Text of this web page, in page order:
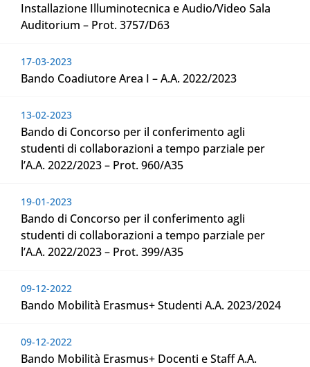
Installazione Illuminotecnica e Audio/Video Sala
Auditorium – Prot. 3757/D63
17-03-2023
Bando Coadiutore Area I – A.A. 2022/2023
13-02-2023
Bando di Concorso per il conferimento agli
studenti di collaborazioni a tempo parziale per
l’A.A. 2022/2023 – Prot. 960/A35
19-01-2023
Bando di Concorso per il conferimento agli
studenti di collaborazioni a tempo parziale per
l’A.A. 2022/2023 – Prot. 399/A35
09-12-2022
Bando Mobilità Erasmus+ Studenti A.A. 2023/2024
09-12-2022
Bando Mobilità Erasmus+ Docenti e Staff A.A.